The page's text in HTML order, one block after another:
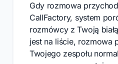
Gdy rozmowa
CallFactory, system
rozmówcy z Twoją
jest na liście, rozmowa
Twojego zespołu